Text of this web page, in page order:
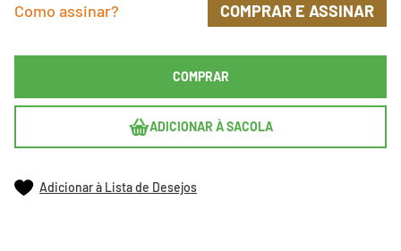
COMPRAR
ADICIONAR À SACOLA
Como assinar? COMPRAR E ASSINAR
Adicionar à Lista de Desejos